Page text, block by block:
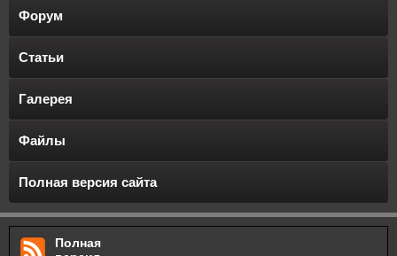
Форум
Статьи
Галерея
Файлы
Полная версия сайта
Полная